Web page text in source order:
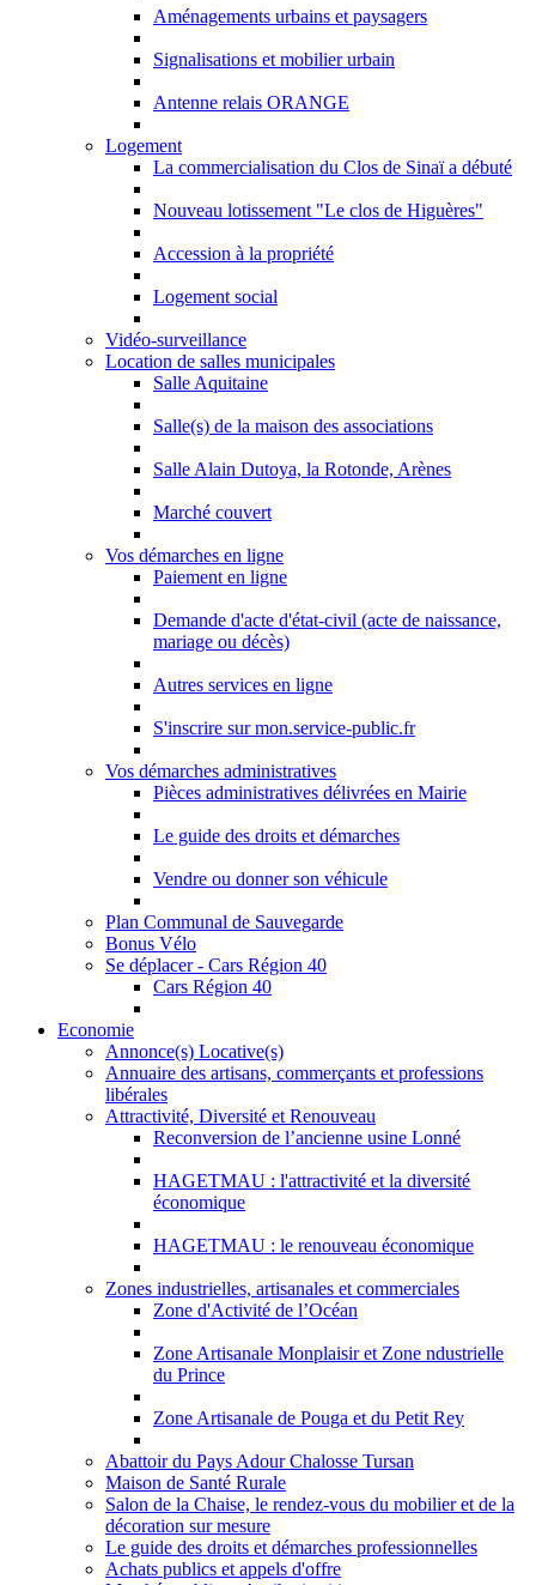
Aménagements urbains et paysagers
Signalisations et mobilier urbain
Antenne relais ORANGE
Logement
La commercialisation du Clos de Sinaï a débuté
Nouveau lotissement "Le clos de Higuères"
Accession à la propriété
Logement social
Vidéo-surveillance
Location de salles municipales
Salle Aquitaine
Salle(s) de la maison des associations
Salle Alain Dutoya, la Rotonde, Arènes
Marché couvert
Vos démarches en ligne
Paiement en ligne
Demande d'acte d'état-civil (acte de naissance,
mariage ou décès)
Autres services en ligne
S'inscrire sur mon.service-public.fr
Vos démarches administratives
Pièces administratives délivrées en Mairie
Le guide des droits et démarches
Vendre ou donner son véhicule
Plan Communal de Sauvegarde
Bonus Vélo
Se déplacer - Cars Région 40
Cars Région 40
Economie
Annonce(s) Locative(s)
Annuaire des artisans, commerçants et professions
libérales
Attractivité, Diversité et Renouveau
Reconversion de l’ancienne usine Lonné
HAGETMAU : l'attractivité et la diversité
économique
HAGETMAU : le renouveau économique
Zones industrielles, artisanales et commerciales
Zone d'Activité de l’Océan
Zone Artisanale Monplaisir et Zone ndustrielle
du Prince
Zone Artisanale de Pouga et du Petit Rey
Abattoir du Pays Adour Chalosse Tursan
Maison de Santé Rurale
Salon de la Chaise, le rendez-vous du mobilier et de la
décoration sur mesure
Le guide des droits et démarches professionnelles
Achats publics et appels d'offre